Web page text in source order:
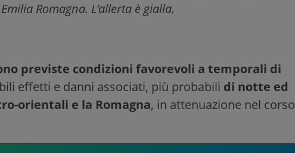
Romagna. L’allerta è gialla.
previste condizioni favorevoli a temporali di
effetti e danni associati, più probabili di notte ed
orientali e la Romagna, in attenuazione nel corso